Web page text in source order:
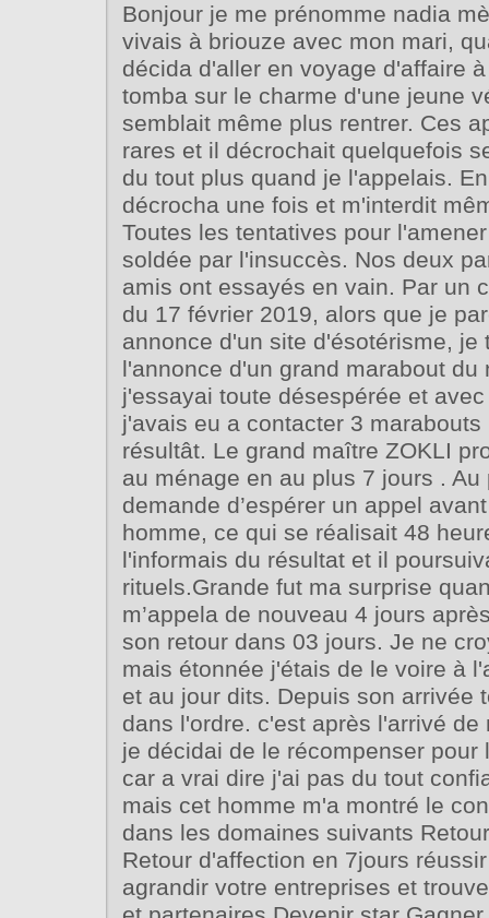
Bonjour je me prénomme nadia
vivais à briouze avec mon mari,
décida d'aller en voyage d'affaire
tomba sur le charme d'une jeune
semblait même plus rentrer. Ces
rares et il décrochait quelquefois
du tout plus quand je l'appelais.
décrocha une fois et m'interdit
Toutes les tentatives pour
soldée par l'insuccès. Nos deux
amis ont essayés en vain. Par un
du 17 février 2019, alors que je
annonce d'un site d'ésotérisme, je
l'annonce d'un grand marabout du
j'essayai toute désespérée et
j'avais eu a contacter 3
résultât. Le grand maître ZOKLI
au ménage en au plus 7 jours . Au
demande d’espérer un appel
homme, ce qui se réalisait 48
l'informais du résultat et il
rituels.Grande fut ma surprise
m’appela de nouveau 4 jours
son retour dans 03 jours. Je ne
mais étonnée j'étais de le voire à
et au jour dits. Depuis son arrivée
dans l'ordre. c'est après l'arrivé de
je décidai de le récompenser pour
car a vrai dire j'ai pas du tout
mais cet homme m'a montré le
dans les domaines suivants
Retour d'affection en 7jours
agrandir votre entreprises et